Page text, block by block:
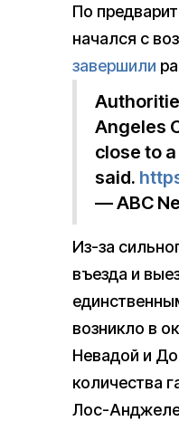
По
начался с
завершили
Angeles
close to
said.
— ABC
Из-за
въезда и
возникло в
Невадой и
количества
Лос-